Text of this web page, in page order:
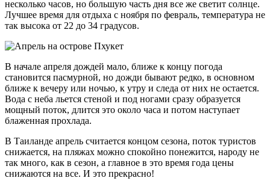
несколько часов, но большую часть дня все же светит солнце.
Лучшее время для отдыха с ноября по февраль, температура не
так высока от 22 до 34 градусов.
В начале апреля дождей мало, ближе к концу погода
становится пасмурной, но дожди бывают редко, в основном
ближе к вечеру или ночью, к утру и следа от них не остается.
Вода с неба льется стеной и под ногами сразу образуется
мощный поток, длится это около часа и потом наступает
блаженная прохлада.
В Таиланде апрель считается концом сезона, поток туристов
снижается, на пляжах можно спокойно понежится, народу не
так много, как в сезон, а главное в это время года цены
снижаются на все. И это прекрасно!